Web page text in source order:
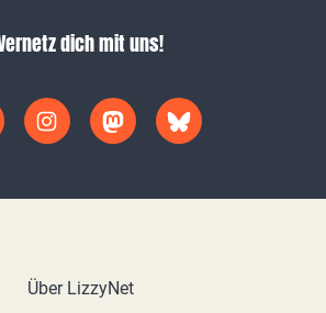
dich mit uns!
Über LizzyNet